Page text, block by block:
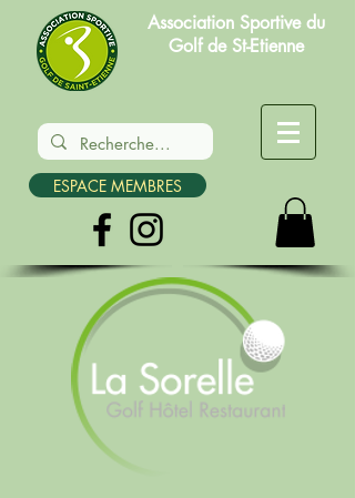
Association Sportive du
Golf de St-Etienne
ESPACE MEMBRES